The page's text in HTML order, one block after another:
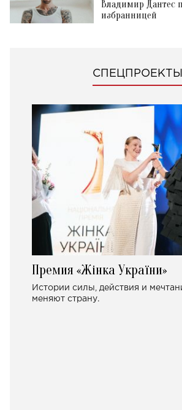
Владимир Дантес
избранницей
СПЕЦПРОЕКТЫ
Премия «Жінка України»
Истории силы, действия и
меняют страну.